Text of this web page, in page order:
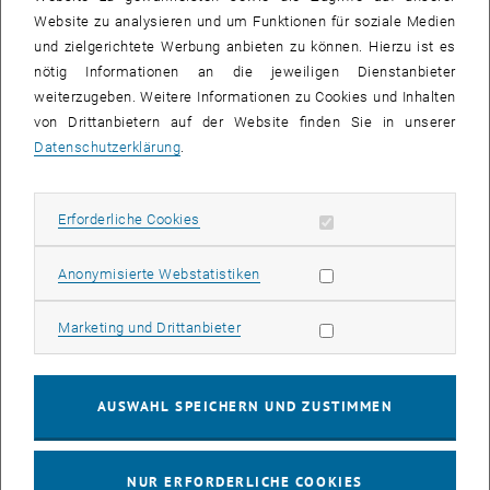
Sämtliche spätere Ein- und Zubauten der 1916 errichten Halle
wurden abgebrochen, sodass nun die ursprüngliche Nutzung sehr
gut erkennbar ist: Im Ersten Weltkrieg diente sie mit den zwei 60 m
langen Längsschiffen und einer beachtlichen Innenlichte von 18 m
zum Bau von Luftschiffen.
Fundamentierung nicht weiter zu belasten, wurden die tragenden
Säulen mit einem Stahlkorsett gesichert und mit Querriegel
versteift.
Der vorhandene Betonabbruch wird zerkleinert und damit der Boden
verdichtet. Zusätzlich werden, da der tragfähige Untergrund rund 15
m unter der Geländeoberkante liegt, in den nächsten Wochen rund
6000 lfm Pfähle eingebaut.
Website zu analysieren und um Funktionen für soziale Medien
und zielgerichtete Werbung anbieten zu können. Hierzu ist es
nötig Informationen an die jeweiligen Dienstanbieter
weiterzugeben. Weitere Informationen zu Cookies und Inhalten
von Drittanbietern auf der Website finden Sie in unserer
Datenschutzerklärung
Erforderliche Cookies Erforderliche Cookies zulassen
Anonymisierte WebstatistikenStatistik Cookies zulassen
Marketing und DrittanbieterMarketing Cookies zulassen
AUSWAHL SPEICHERN UND ZUSTIMMEN
NUR ERFORDERLICHE COOKIES